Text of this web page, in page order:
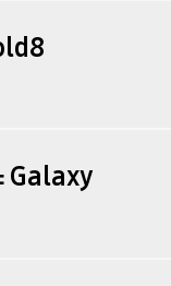
Galaxy